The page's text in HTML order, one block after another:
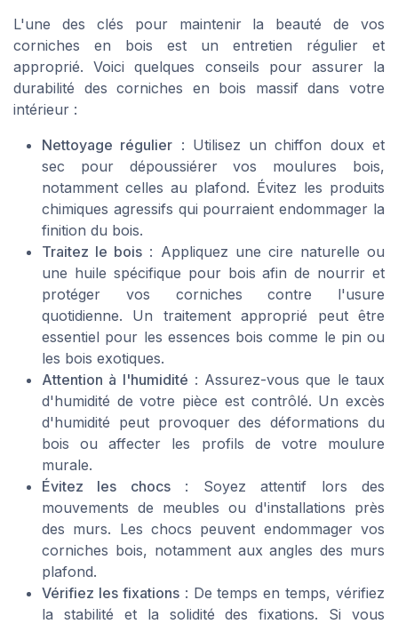
L'une des clés pour maintenir la beauté de vos
corniches en bois est un entretien régulier et
approprié. Voici quelques conseils pour assurer la
durabilité des corniches en bois massif dans votre
intérieur :
Nettoyage régulier : Utilisez un chiffon doux et
sec pour dépoussiérer vos moulures bois,
notamment celles au plafond. Évitez les produits
chimiques agressifs qui pourraient endommager la
finition du bois.
Traitez le bois : Appliquez une cire naturelle ou
une huile spécifique pour bois afin de nourrir et
protéger vos corniches contre l'usure
quotidienne. Un traitement approprié peut être
essentiel pour les essences bois comme le pin ou
les bois exotiques.
Attention à l'humidité : Assurez-vous que le taux
d'humidité de votre pièce est contrôlé. Un excès
d'humidité peut provoquer des déformations du
bois ou affecter les profils de votre moulure
murale.
Évitez les chocs: Soyez attentif lors des
mouvements de meubles ou d'installations près
des murs. Les chocs peuvent endommager vos
corniches bois, notamment aux angles des murs
plafond.
Vérifiez les fixations: De temps en temps, vérifiez
la stabilité et la solidité des fixations. Si vous